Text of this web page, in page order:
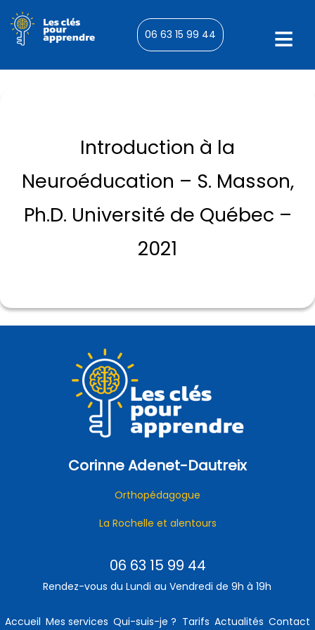
06 63 15 99 44
Introduction à la
Neuroéducation – S. Masson,
Ph.D. Université de Québec –
2021
Corinne Adenet-Dautreix
Orthopédagogue
La Rochelle et alentours
06 63 15 99 44
Rendez-vous du Lundi au Vendredi de 9h à 19h
Accueil Mes services Qui-suis-je ? Tarifs Actualités Contact